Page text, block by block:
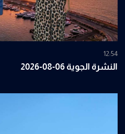
12:54
النشرة الجوية 06-08-2026